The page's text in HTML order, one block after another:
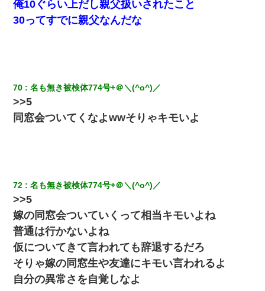
高1のとき男に襲われ、不妊の叔母に頼まれて出産。→叔母夫婦が
養子縁組してアメリカに子供を連れ帰った。→9・11で叔母夫婦が
亡くなってしまい…
タあんてな
夫の友達がBBQを定期的に開催して夫婦で参加してたんだけど、
女性側のリーダーみたいな人に「BBQは友達とやりなよ！」と言
だ！」→ 嫁「あっ」
私が遺産を相続。→それを知った義両親が「旅行代金を出せ！」
「リフォーム費用を負担しろ！」「金の管理は私達がする！」と
浅ましくも集りにきた。
元夫の連れ子「俺の結婚式の時くらい、母親としての責任を果た
そうとは思わないのか！」→どうも連れ子は…
俺10ぐらい上だし親父扱いされたこと
30ってすでに親父なんだな
70 名も無き被検体774号+＠＼(^o^)／
>>5
同窓会ついてくなよwwそりゃキモいよ
72 名も無き被検体774号+＠＼(^o^)／
>>5
嫁の同窓会ついていくって相当キモいよね
普通は行かないよね
仮についてきて言われても辞退するだろ
そりゃ嫁の同窓生や友達にキモい言われるよ
自分の異常さを自覚しなよ